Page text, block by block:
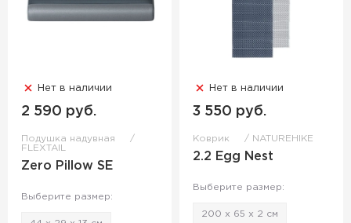
Нет в наличии
2 590 руб.
Подушка надувная
FLEXTAIL
Zero Pillow SE
Выберите размер:
Нет в наличии
3 550 руб.
Коврик NATUREHIKE
2.2 Egg Nest
Выберите размер:
200 х 65 х 2 см